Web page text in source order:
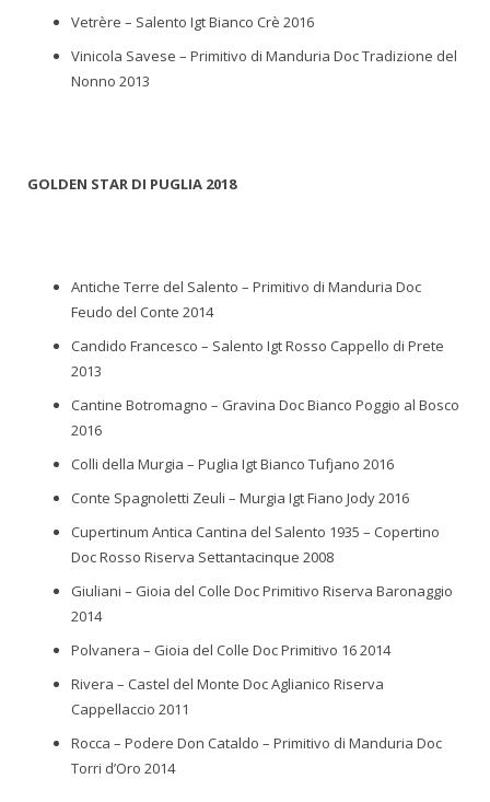
Vetrère – Salento Igt Bianco Crè 2016
Vinicola Savese – Primitivo di Manduria Doc Tradizione del
Nonno 2013
GOLDEN STAR DI PUGLIA 2018
Antiche Terre del Salento – Primitivo di Manduria Doc
Feudo del Conte 2014
Candido Francesco – Salento Igt Rosso Cappello di Prete
2013
Cantine Botromagno – Gravina Doc Bianco Poggio al Bosco
2016
Colli della Murgia – Puglia Igt Bianco Tufjano 2016
Conte Spagnoletti Zeuli – Murgia Igt Fiano Jody 2016
Cupertinum Antica Cantina del Salento 1935 – Copertino
Doc Rosso Riserva Settantacinque 2008
Giuliani – Gioia del Colle Doc Primitivo Riserva Baronaggio
2014
Polvanera – Gioia del Colle Doc Primitivo 16 2014
Rivera – Castel del Monte Doc Aglianico Riserva
Cappellaccio 2011
Rocca – Podere Don Cataldo – Primitivo di Manduria Doc
Torri d’Oro 2014